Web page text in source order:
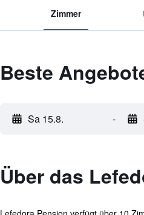
Zimmer
Beste
Sa 15.8. -
Über das